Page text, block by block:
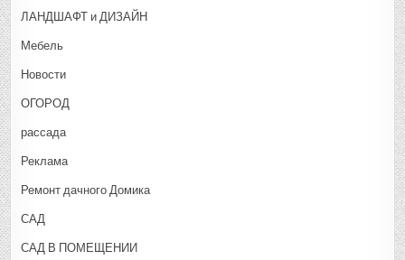
ЛАНДШАФТ и ДИЗАЙН
Мебель
Новости
ОГОРОД
рассада
Реклама
Ремонт дачного Домика
САД
САД В ПОМЕЩЕНИИ